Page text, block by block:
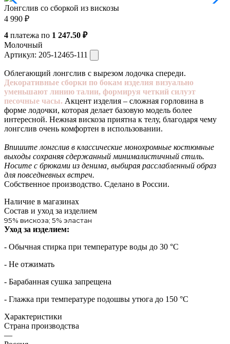
Лонгслив со сборкой из вискозы
4 990 ₽
4 платежа по 1 247.50 ₽
Молочный
Артикул: 205-12465-111
Облегающий лонгслив с вырезом лодочка спереди.
Декоративные сборки по бокам изделия визуально
уменьшают линию талии, формируя четкий силуэт
песочные часы. Акцент изделия – сложная горловина в
форме лодочки, которая делает базовую модель более
интересной. Нежная вискоза приятна к телу, благодаря чему
лонгслив очень комфортен в использовании.
Впишите лонгслив в классические монохромные костюмные
выходы сохраняя сдержанный минималистичный стиль.
Носите с брюками из денима, выбирая расслабленный образ
для повседневных встреч.
Собственное производство. Сделано в России.
Наличие в магазинах
Состав и уход за изделием
95% вискоза; 5% эластан
Уход за изделием:
- Обычная стирка при температуре воды до 30 °C
- Не отжимать
- Барабанная сушка запрещена
- Глажка при температуре подошвы утюга до 150 °C
Характеристики
Страна производства
—